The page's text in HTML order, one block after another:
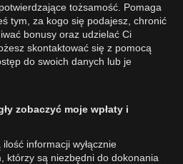
tożsamość. Pomaga
tym, za kogo się podajesz, chronić
bonusy oraz udzielać Ci
skontaktować się z pomocą
do swoich danych lub je
zobaczyć moje wpłaty i
informacji wyłącznie
którzy są niezbędni do dokonania